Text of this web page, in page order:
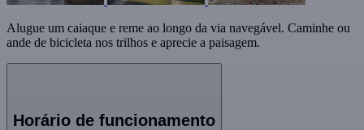
Alugue um caiaque e reme ao longo da via navegável. Caminhe ou
ande de bicicleta nos trilhos e aprecie a paisagem.
Horário de funcionamento